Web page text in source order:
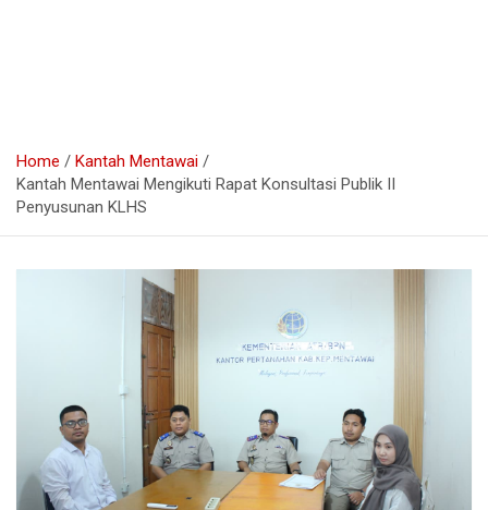
Home
Kantah Mentawai
Kantah Mentawai Mengikuti Rapat Konsultasi Publik II
Penyusunan KLHS